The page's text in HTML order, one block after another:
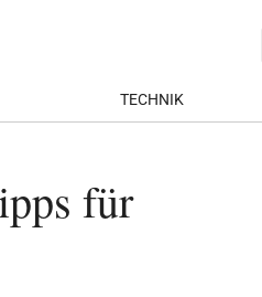
TECHNIK
für